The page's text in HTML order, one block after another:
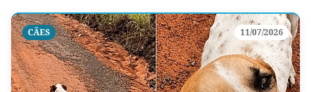
CÃES 11/07/2026